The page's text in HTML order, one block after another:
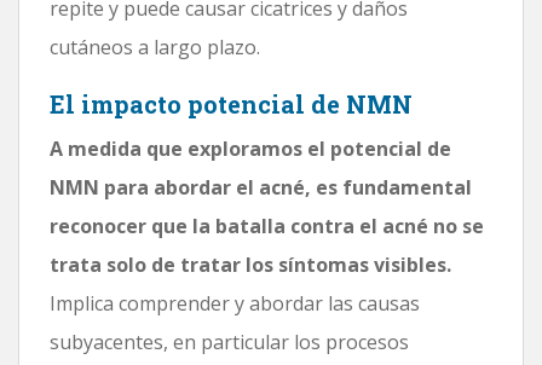
repite y puede causar cicatrices y daños
cutáneos a largo plazo.
El impacto potencial de NMN
A medida que exploramos el potencial de
NMN para abordar el acné, es fundamental
reconocer que la batalla contra el acné no se
trata solo de tratar los síntomas visibles.
Implica comprender y abordar las causas
subyacentes, en particular los procesos